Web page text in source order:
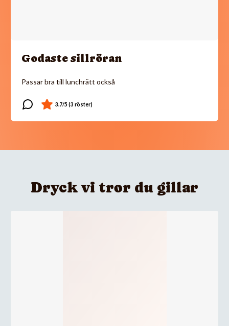
Godaste sillröran
Passar bra till lunchrätt också
Dryck vi tror du gillar